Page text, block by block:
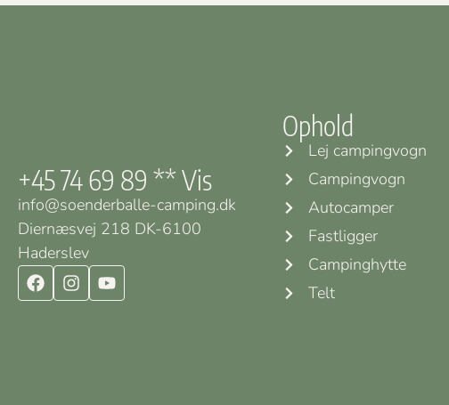
+45 74 69 89 ** Vis
info@soenderballe-camping.dk
Diernæsvej 218 DK-6100
Haderslev
Ophold
Lej campingvogn
Campingvogn
Autocamper
Fastligger
Campinghytte
Telt